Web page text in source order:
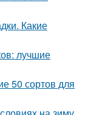
Какие
лучшие
50 сортов для